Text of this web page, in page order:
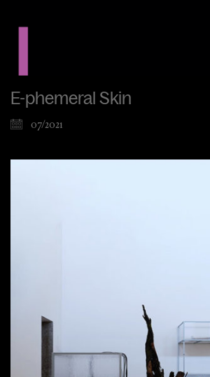
E-phemeral Skin
07/2021